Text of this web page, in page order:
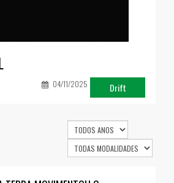
Drift
04/11/2025